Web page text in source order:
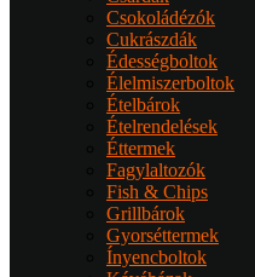
Csokoládézók
Cukrászdák
Édességboltok
Élelmiszerboltok
Ételbárok
Ételrendelések
Éttermek
Fagylaltozók
Fish & Chips
Grillbárok
Gyorséttermek
Ínyencboltok